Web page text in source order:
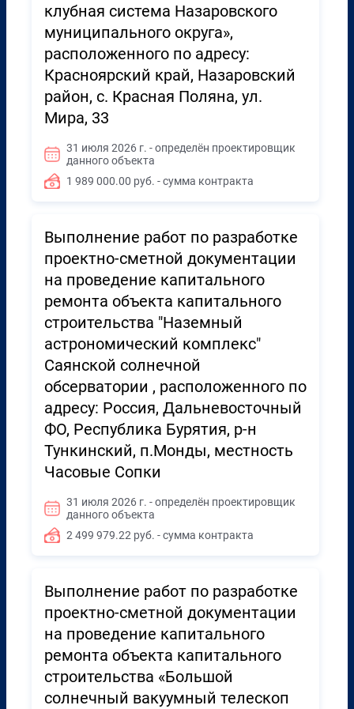
клубная система Назаровского
муниципального округа»,
расположенного по адресу:
Красноярский край, Назаровский
район, с. Красная Поляна, ул.
Мира, 33
31 июля 2026 г. - определён проектировщик
данного объекта
1 989 000.00 руб. - сумма контракта
Выполнение работ по разработке
проектно-сметной документации
на проведение капитального
ремонта объекта капитального
строительства "Наземный
астрономический комплекс"
Саянской солнечной
обсерватории , расположенного по
адресу: Россия, Дальневосточный
ФО, Республика Бурятия, р-н
Тункинский, п.Монды, местность
Часовые Сопки
31 июля 2026 г. - определён проектировщик
данного объекта
2 499 979.22 руб. - сумма контракта
Выполнение работ по разработке
проектно-сметной документации
на проведение капитального
ремонта объекта капитального
строительства «Большой
солнечный вакуумный телескоп